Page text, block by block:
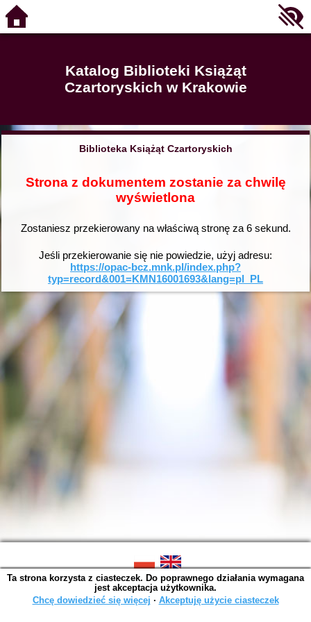
Katalog Biblioteki Książąt
Czartoryskich w Krakowie
Biblioteka Książąt Czartoryskich
Strona z dokumentem zostanie za chwilę
wyświetlona
Zostaniesz przekierowany na właściwą stronę za 6sekund.
Jeśli przekierowanie się nie powiedzie, użyj adresu:
https://opac-bcz.mnk.pl/index.php?
typ=record&001=KMN16001693&lang=pl_PL
SOWA OPAC v. 6.11.10 (2026-07-24)
Wygenerowano w 0,0015 s.
Ta strona korzysta z ciasteczek. Do poprawnego działania wymagana
jest akceptacja użytkownika.
Chcę dowiedzieć się więcej ∙ Akceptuję użycie ciasteczek